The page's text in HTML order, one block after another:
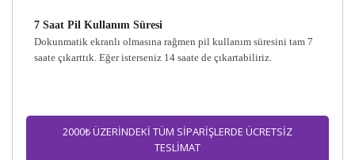
7 Saat Pil Kullanım Süresi
Dokunmatik ekranlı olmasına rağmen pil kullanım süresini tam 7
saate çıkarttık. Eğer isterseniz 14 saate de çıkartabiliriz.
2000₺ ÜZERİNDEKİ TÜM SİPARİŞLERDE ÜCRETSİZ
TESLİMAT